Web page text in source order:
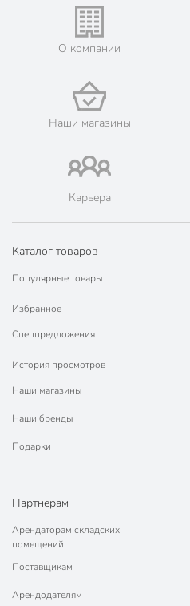
О компании
Наши магазины
Карьера
Каталог товаров
Популярные товары
Избранное
Спецпредложения
История просмотров
Наши магазины
Наши бренды
Подарки
Партнерам
Арендаторам складских
помещений
Поставщикам
Арендодателям